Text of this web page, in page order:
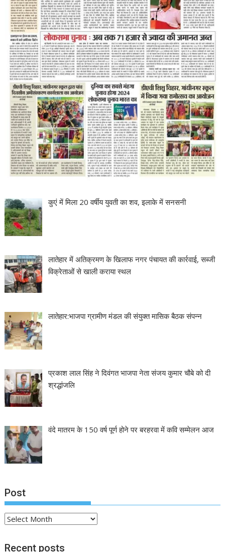
कुएं में मिला 20 वर्षीय युवती का शव, इलाके में सनसनी
लातेहार में अतिक्रमण के खिलाफ नगर पंचायत की कार्रवाई, सब्जी
विक्रेताओं से खाली कराया स्थल
लातेहार:भाजपा ग्रामीण मंडल की संयुक्त मासिक बैठक संपन्न
प्रकाश लाल सिंह ने दिवंगत भाजपा नेता संजय कुमार चौबे को दी
श्रद्धांजलि
वंदे मातरम के 150 वर्ष पूर्ण होने पर बरहरवा में कवि सम्मेलन आज
Post
Post
Recent posts